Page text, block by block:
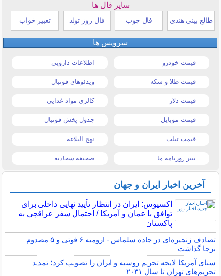
سایر فال ها
طالع بینی هندی فال چوب فال روز تولد تعبیر خواب
سرویس ها
قیمت خودرو اطلاعات دارویی
قیمت طلا و سکه ویدئوهای فوتبال
قیمت دلار کالری مواد غذایی
قیمت موبایل جدول پخش فوتبال
قیمت تبلت نهج البلاغه
تیتر روزنامه ها صحیفه سجادیه
آخرین اخبار ایران و جهان
اکسیوس: ایران در انتظار تأیید نهایی داخلی برای
توافق با عمان و آمریکا / احتمال سفر عراقچی به
پاکستان
تصادف زنجیره‌ای در جاده سلماس - ارومیه ۶ فوتی و ۵ مصدوم
برجا گذاشت
سنای آمریکا لایحه تحریم روسیه و ایران را تصویب کرد؛ تمدید
تحریم‌های تهران تا سال ۲۰۳۱